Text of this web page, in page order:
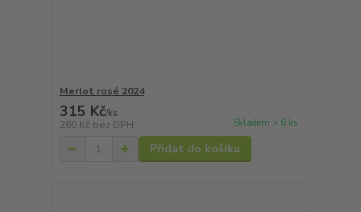
Merlot rosé 2024
315 Kč/ks
260 Kč bez DPH Skladem > 6 ks
Přidat do košíku